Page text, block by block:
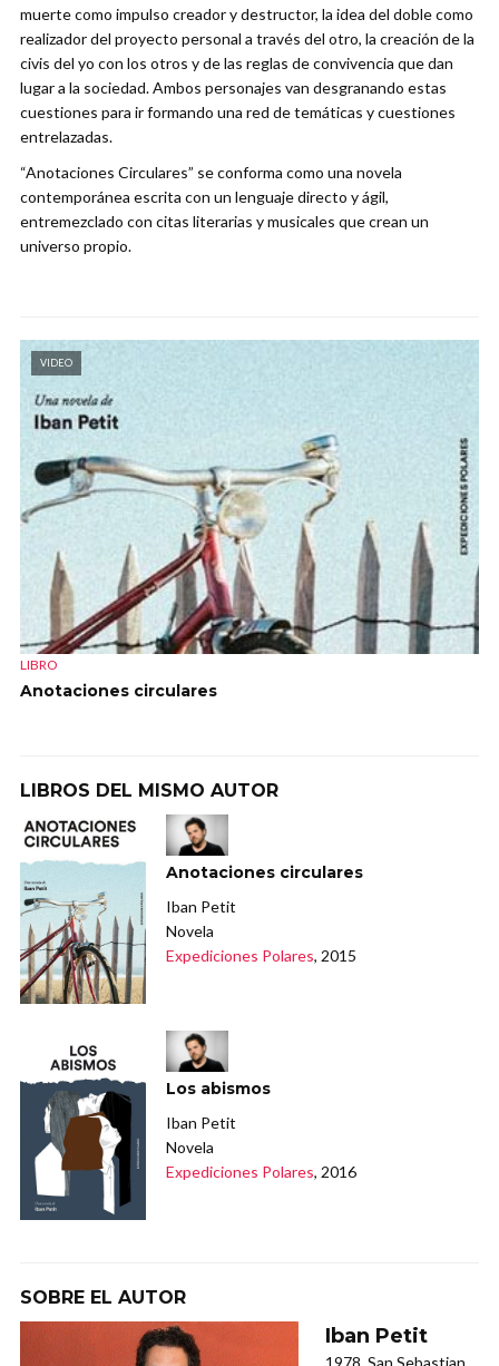
muerte como impulso creador y destructor, la idea del doble como
realizador del proyecto personal a través del otro, la creación de la
civis del yo con los otros y de las reglas de convivencia que dan
lugar a la sociedad. Ambos personajes van desgranando estas
cuestiones para ir formando una red de temáticas y cuestiones
entrelazadas.
“Anotaciones Circulares” se conforma como una novela
contemporánea escrita con un lenguaje directo y ágil,
entremezclado con citas literarias y musicales que crean un
universo propio.
VIDEO
LIBRO
Anotaciones circulares
LIBROS DEL MISMO AUTOR
Anotaciones circulares
Iban Petit
Novela
Expediciones Polares, 2015
Los abismos
Iban Petit
Novela
Expediciones Polares, 2016
SOBRE EL AUTOR
Iban Petit
1978, San Sebastian,